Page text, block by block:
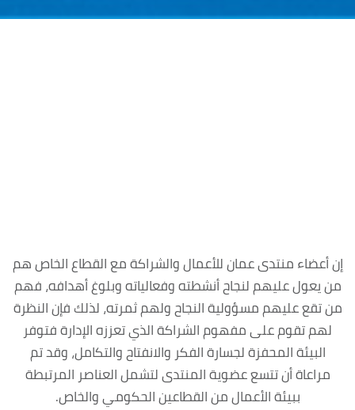
إن أعضاء منتدى عمان للأعمال والشراكة مع القطاع الخاص هم
من يعول عليهم لنجاح أنشطته وفعالياته وبلوغ أهدافه، فهم
من تقع عليهم مسؤولية النجاح ولهم ثمرته، لذلك فإن النظرة
لهم تقوم على مفهوم الشراكة الذي تعززه الإدارة فتوفر
البيئة المحفزة لجسارة الفكر والانفتاح والتكامل، وقد تم
مراعاة أن تتسع عضوية المنتدى لتشمل العناصر المرتبطة
ببيئة الأعمال من القطاعين الحكومي والخاص.‎